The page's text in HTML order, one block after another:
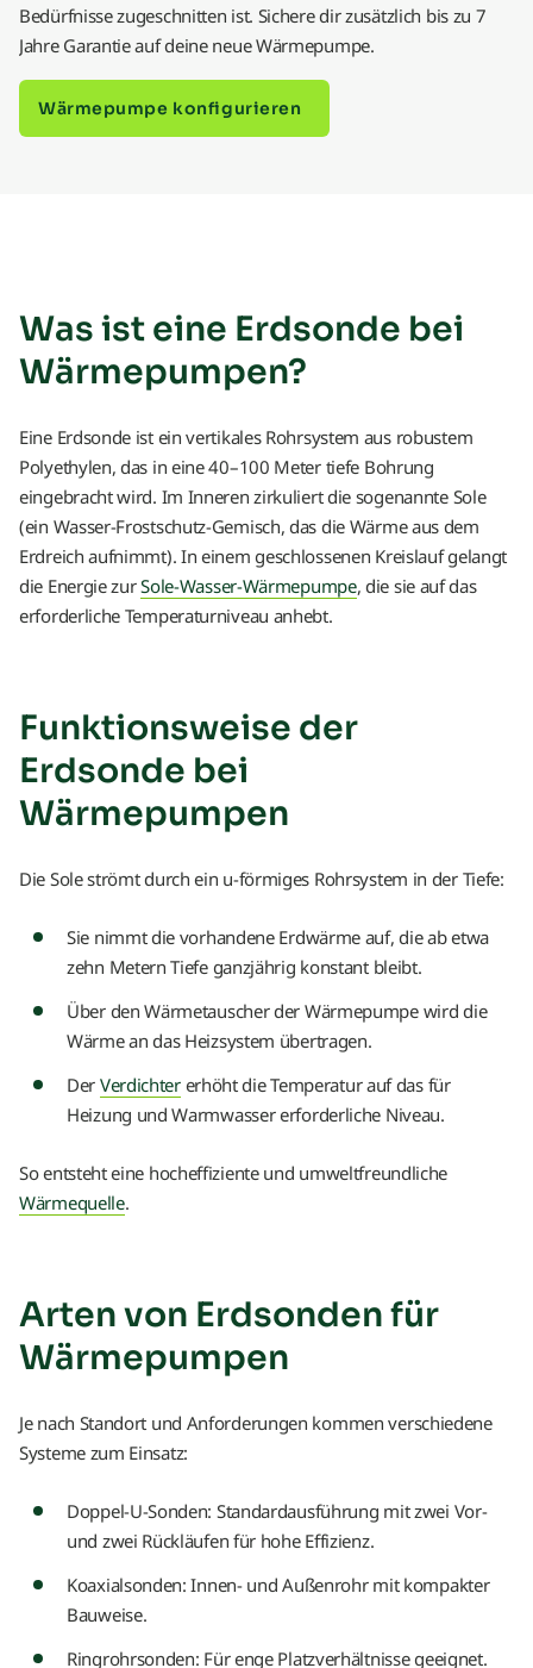
Bedürfnisse zugeschnitten ist. Sichere dir zusätzlich bis zu 7
Jahre Garantie auf deine neue Wärmepumpe.
Wärmepumpe konfigurieren
Was ist eine Erdsonde bei
Wärmepumpen?
Eine Erdsonde ist ein vertikales Rohrsystem aus robustem
Polyethylen, das in eine 40–100 Meter tiefe Bohrung
eingebracht wird. Im Inneren zirkuliert die sogenannte Sole
(ein Wasser-Frostschutz-Gemisch, das die Wärme aus dem
Erdreich aufnimmt). In einem geschlossenen Kreislauf gelangt
die Energie zurSole-Wasser-Wärmepumpe, die sie auf das
erforderliche Temperaturniveau anhebt.
Funktionsweise der
Erdsonde bei
Wärmepumpen
Die Sole strömt durch ein u-förmiges Rohrsystem in der Tiefe:
Sie nimmt die vorhandene Erdwärme auf, die ab etwa
zehn Metern Tiefe ganzjährig konstant bleibt.
Über den Wärmetauscher der Wärmepumpe wird die
Wärme an das Heizsystem übertragen.
Der Verdichter erhöht die Temperatur auf das für
Heizung und Warmwasser erforderliche Niveau.
So entsteht eine hocheffiziente und umweltfreundliche
Wärmequelle.
Arten von Erdsonden für
Wärmepumpen
Je nach Standort und Anforderungen kommen verschiedene
Systeme zum Einsatz:
Doppel-U-Sonden: Standardausführung mit zwei Vor-
und zwei Rückläufen für hohe Effizienz.
Koaxialsonden: Innen- und Außenrohr mit kompakter
Bauweise.
Ringrohrsonden: Für enge Platzverhältnisse geeignet.